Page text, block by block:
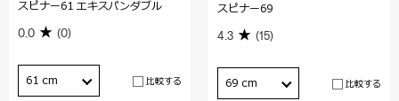
スピナー61 エキスパンダブル
0.0 (0)
61 cm 比較する
スピナー69
4.3 (15)
69 cm 比較する